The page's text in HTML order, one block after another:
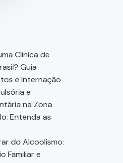
Clínica de
Guia
e Internação
e
na Zona
Entenda as
do Alcoolismo:
Familiar e